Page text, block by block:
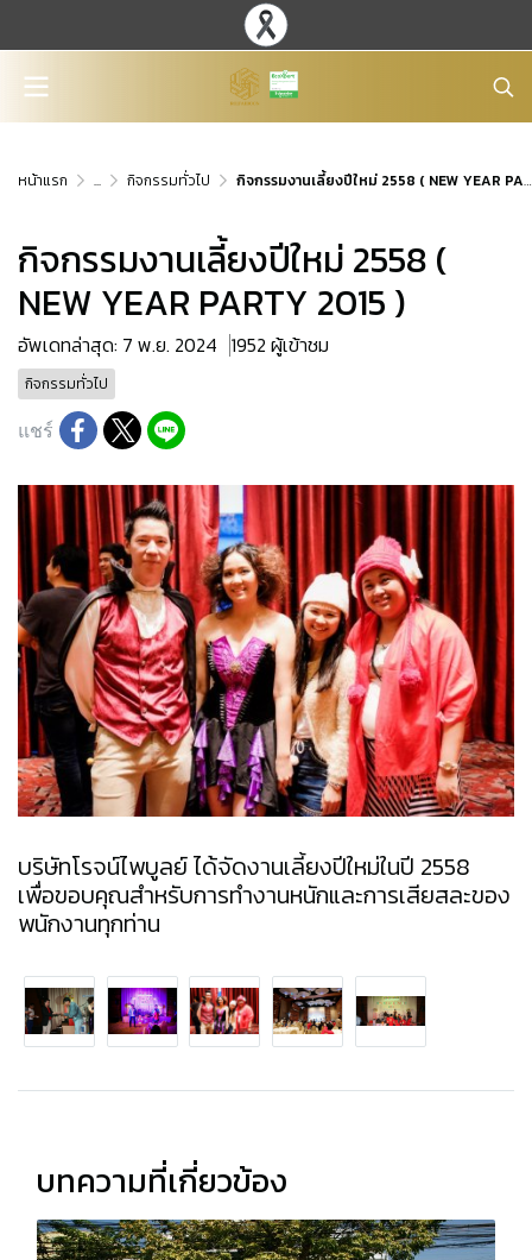
หน้าแรก ... กิจกรรมทั่วไป กิจกรรมงานเลี้ยงปีใหม่ 2558 ( NEW YEAR PARTY 2015 )
กิจกรรมงานเลี้ยงปีใหม่ 2558 (
NEW YEAR PARTY 2015 )
อัพเดทล่าสุด: 7 พ.ย. 2024 1952 ผู้เข้าชม
กิจกรรมทั่วไป
แชร์
บริษัทโรจน์ไพบูลย์ ได้จัดงานเลี้ยงปีใหม่ในปี 2558
เพื่อขอบคุณสำหรับการทํางานหนักและการเสียสละของ
พนักงานทุกท่าน
บทความที่เกี่ยวข้อง